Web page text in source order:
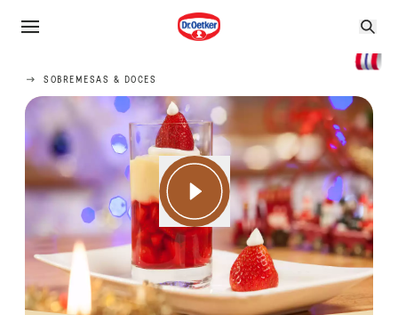
SOBREMESAS & DOCES